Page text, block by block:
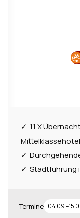
11 X
Stadtführung
Termine